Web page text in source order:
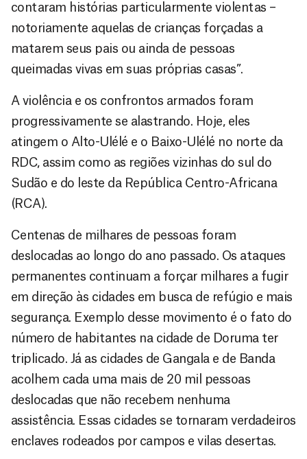
contaram histórias particularmente violentas –
notoriamente aquelas de crianças forçadas a
matarem seus pais ou ainda de pessoas
queimadas vivas em suas próprias casas”.
A violência e os confrontos armados foram
progressivamente se alastrando. Hoje, eles
atingem o Alto-Ulélé e o Baixo-Ulélé no norte da
RDC, assim como as regiões vizinhas do sul do
Sudão e do leste da República Centro-Africana
(RCA).
Centenas de milhares de pessoas foram
deslocadas ao longo do ano passado. Os ataques
permanentes continuam a forçar milhares a fugir
em direção às cidades em busca de refúgio e mais
segurança. Exemplo desse movimento é o fato do
número de habitantes na cidade de Doruma ter
triplicado. Já as cidades de Gangala e de Banda
acolhem cada uma mais de 20 mil pessoas
deslocadas que não recebem nenhuma
assistência. Essas cidades se tornaram verdadeiros
enclaves rodeados por campos e vilas desertas.